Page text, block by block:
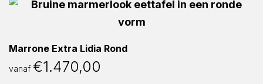
Marrone Extra Lidia Rond
vanaf €1.470,00